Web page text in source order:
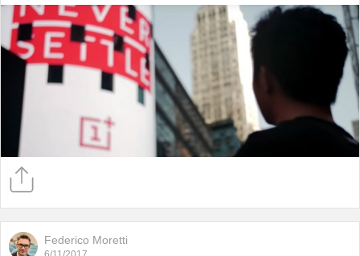
Federico Moretti